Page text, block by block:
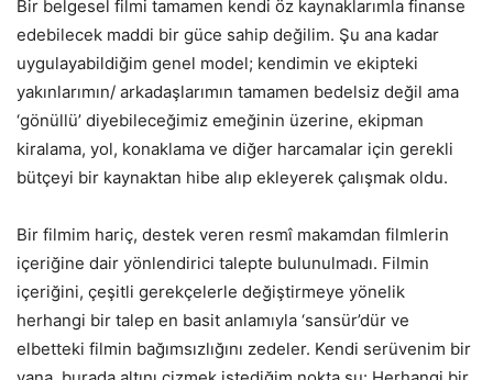
Bir belgesel filmi tamamen kendi öz kaynaklarımla finanse
edebilecek maddi bir güce sahip değilim. Şu ana kadar
uygulayabildiğim genel model; kendimin ve ekipteki
yakınlarımın/ arkadaşlarımın tamamen bedelsiz değil ama
‘gönüllü’ diyebileceğimiz emeğinin üzerine, ekipman
kiralama, yol, konaklama ve diğer harcamalar için gerekli
bütçeyi bir kaynaktan hibe alıp ekleyerek çalışmak oldu.
Bir filmim hariç, destek veren resmî makamdan filmlerin
içeriğine dair yönlendirici talepte bulunulmadı. Filmin
içeriğini, çeşitli gerekçelerle değiştirmeye yönelik
herhangi bir talep en basit anlamıyla ‘sansür’dür ve
elbetteki filmin bağımsızlığını zedeler. Kendi serüvenim bir